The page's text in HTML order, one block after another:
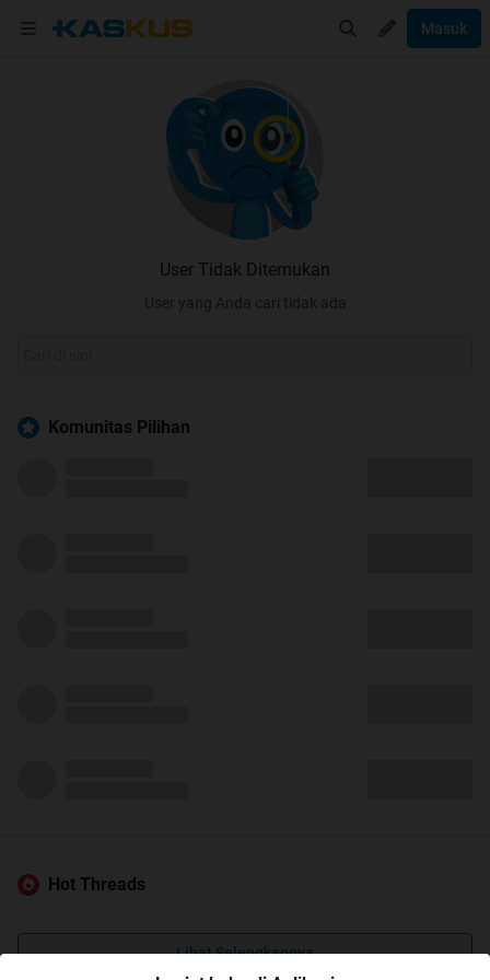
Masuk
User Tidak Ditemukan
User yang Anda cari tidak ada
Komunitas Pilihan
Hot Threads
Lihat Selengkapnya